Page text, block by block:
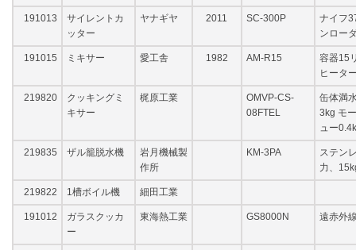
191013
サイレントカ
ッター
ヤナギヤ 2011 SC-300P
ナイフ
ンロー
191015 ミキサー 愛工舎 1982 AM-R15
容器15
ヒータ
219820
クッキングミ
キサー
梶原工業
OMVP-CS-
08FTEL
缶体満
3kg モ
ュー
219835 ザル籠脱水機
岩月機械製
作所
KM-3PA
ステン
力、
219822 1槽ボイル機 細田工業
191012
ガラスクッカ
ー
東海熱工業 GS8000N 遠赤外